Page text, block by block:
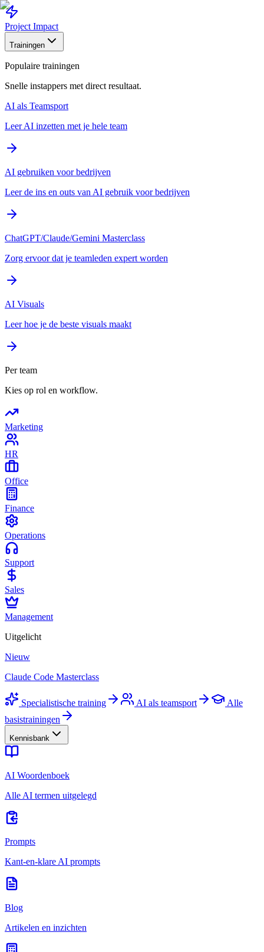
Project Impact
Trainingen
Populaire trainingen
Snelle instappers met direct resultaat.
AI als Teamsport
Leer AI inzetten met je hele team
AI gebruiken voor bedrijven
Leer de ins en outs van AI gebruik voor bedrijven
ChatGPT/Claude/Gemini Masterclass
Zorg ervoor dat je teamleden expert worden
AI Visuals
Leer hoe je de beste visuals maakt
Per team
Kies op rol en workflow.
Marketing
HR
Office
Finance
Operations
Support
Sales
Management
Uitgelicht
Nieuw
Claude Code Masterclass
Specialistische training AI als teamsport
Alle
basistrainingen
Kennisbank
AI Woordenboek
Alle AI termen uitgelegd
Prompts
Kant-en-klare AI prompts
Blog
Artikelen en inzichten